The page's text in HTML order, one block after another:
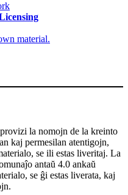
material.
la nomojn de la kreinto
kaj permesilan atentigojn,
se ili estas liveritaj. La
antaŭ 4.0 ankaŭ
se ĝi estas liverata, kaj